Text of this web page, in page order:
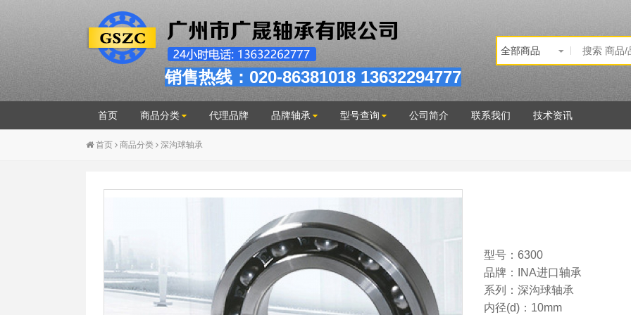
销售热线：020-86381018 13632294777
首页 商品分类 代理品牌 品牌轴承 型号查询 公司简介 联系我们 技术资讯
首页 商品分类 深沟球轴承
型号：6300
品牌：INA进口轴承
系列：深沟球轴承
内径(d)：10mm